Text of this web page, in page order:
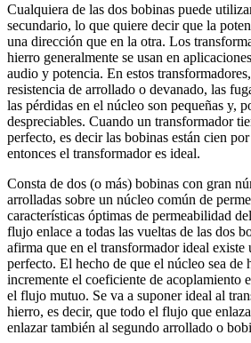
Cualquiera de las dos bobinas puede
secundario, lo que quiere decir que la
una dirección que en la otra. Los
hierro generalmente se usan en
audio y potencia. En estos
resistencia de arrollado o devanado, las
las pérdidas en el núcleo son pequeñas y,
despreciables. Cuando un transformador
perfecto, es decir las bobinas están cien
entonces el transformador es ideal.
Consta de dos (o más) bobinas con gran
arrolladas sobre un núcleo común de
características óptimas de permeabilidad
flujo enlace a todas las vueltas de las dos
afirma que en el transformador ideal existe
perfecto. El hecho de que el núcleo sea de
incremente el coeficiente de acoplamiento
el flujo mutuo. Se va a suponer ideal al
hierro, es decir, que todo el flujo que
enlazar también al segundo arrollado o